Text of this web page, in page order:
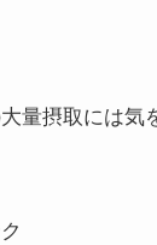
量摂取には気